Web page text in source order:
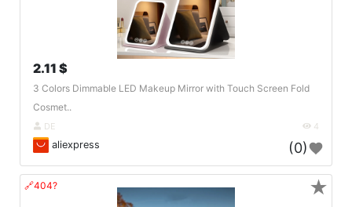
2.11 $
3 Colors Dimmable LED Makeup Mirror with Touch Screen Fold
Cosmet..
DE 4
aliexpress (0)
🔗404? ★